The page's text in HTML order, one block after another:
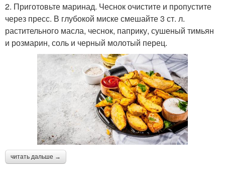
2. Приготовьте маринад. Чеснок очистите и пропустите
через пресс. В глубокой миске смешайте 3 ст. л.
растительного масла, чеснок, паприку, сушеный тимьян
и розмарин, соль и черный молотый перец.
читать дальше →